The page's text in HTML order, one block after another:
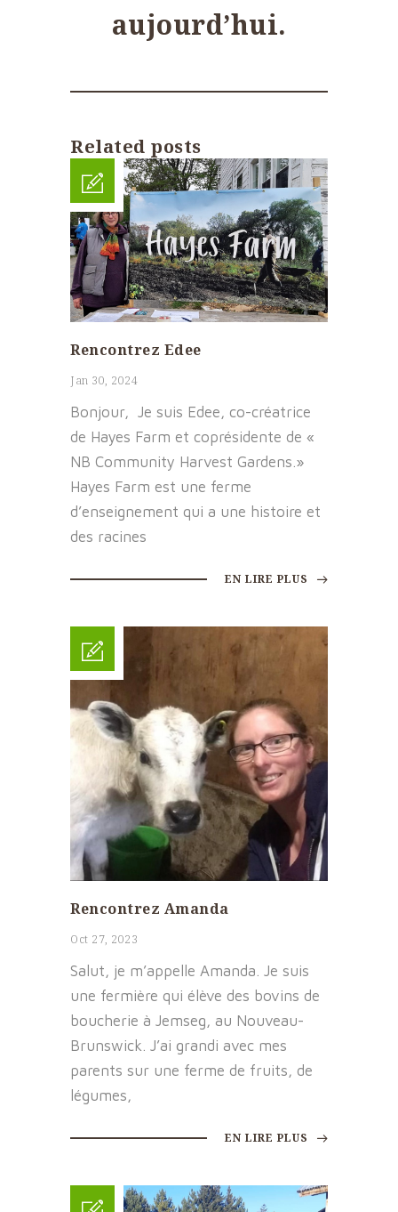
aujourd’hui.
Related posts
Rencontrez Edee
Jan 30, 2024
Bonjour, Je suis Edee, co-créatrice
de Hayes Farm et coprésidente de «
NB Community Harvest Gardens.»
Hayes Farm est une ferme
d’enseignement qui a une histoire et
des racines
EN LIRE PLUS
Rencontrez Amanda
Oct 27, 2023
Salut, je m’appelle Amanda. Je suis
une fermière qui élève des bovins de
boucherie à Jemseg, au Nouveau-
Brunswick. J’ai grandi avec mes
parents sur une ferme de fruits, de
légumes,
EN LIRE PLUS